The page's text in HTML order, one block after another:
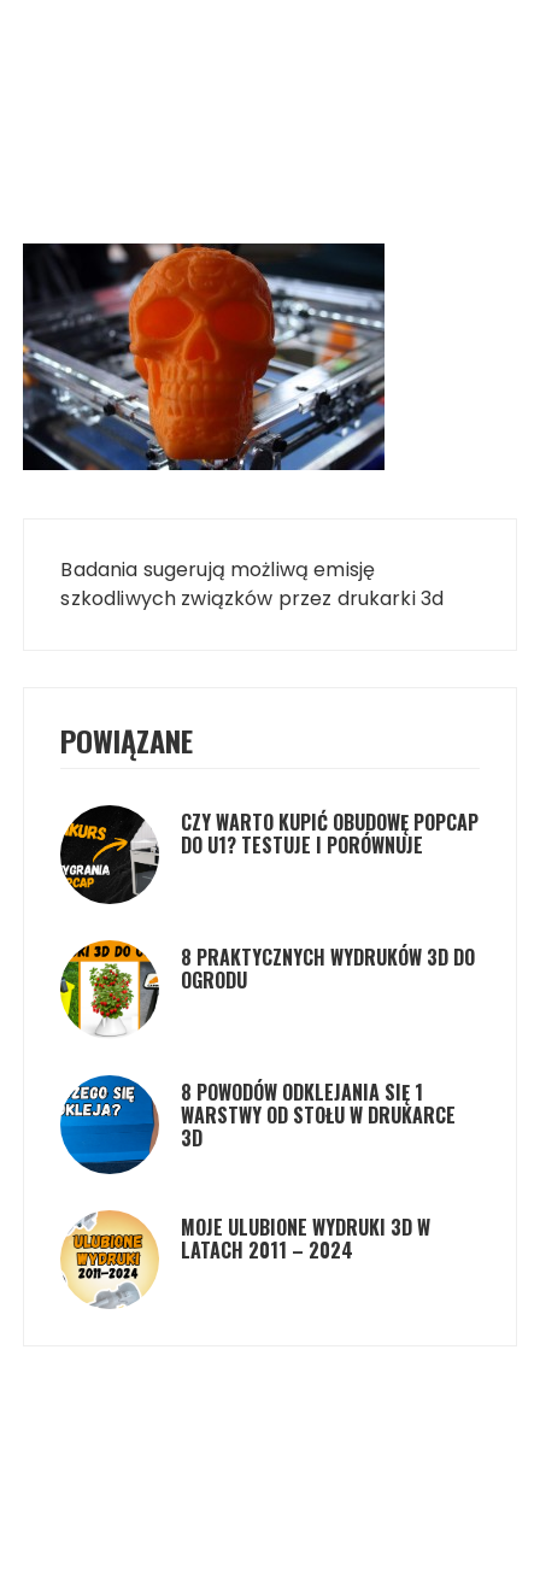
wpisu
Badania sugerują możliwą emisję
szkodliwych związków przez drukarki 3d
POWIĄZANE
CZY WARTO KUPIĆ OBUDOWĘ POPCAP
DO U1? TESTUJE I PORÓWNUJE
8 PRAKTYCZNYCH WYDRUKÓW 3D DO
OGRODU
8 POWODÓW ODKLEJANIA SIĘ 1
WARSTWY OD STOŁU W DRUKARCE
3D
MOJE ULUBIONE WYDRUKI 3D W
LATACH 2011 – 2024